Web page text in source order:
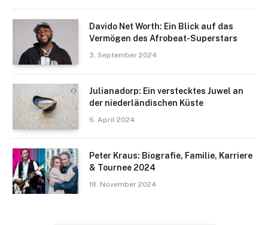
Davido Net Worth: Ein Blick auf das
Vermögen des Afrobeat-Superstars
3. September 2024
Julianadorp: Ein verstecktes Juwel an
der niederländischen Küste
6. April 2024
Peter Kraus: Biografie, Familie, Karriere
& Tournee 2024
18. November 2024